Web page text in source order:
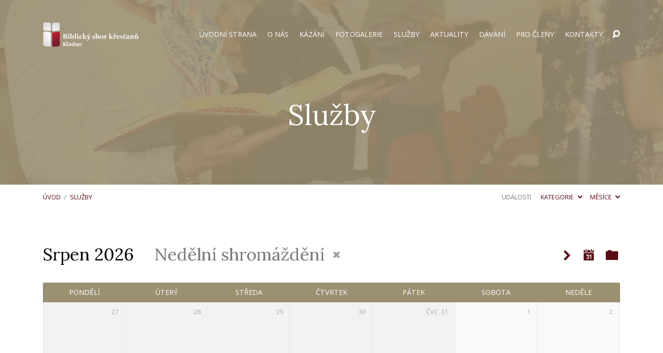
ÚVODNÍ STRANA O NÁS KÁZÁNÍ FOTOGALERIE SLUŽBY AKTUALITY DÁVÁNÍ PRO ČLENY KONTAKTY
Služby
ÚVOD / SLUŽBY UDÁLOSTI KATEGORIE MĚSÍCE
Služby
Srpen 2026 Nedělní shromáždění
PONDĚLÍ ÚTERÝ STŘEDA ČTVRTEK PÁTEK SOBOTA NEDĚLE
27 28 29 30 ČVC 31 1 2